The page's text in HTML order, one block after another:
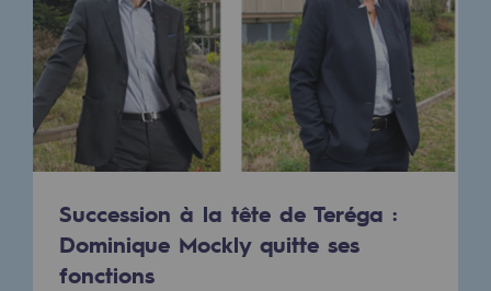
Succession à la tête de Teréga :
Dominique Mockly quitte ses
fonctions